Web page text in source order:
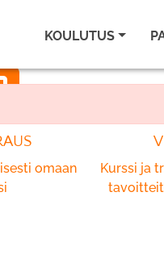
KOULUTUS
omaan
Kurssi ja